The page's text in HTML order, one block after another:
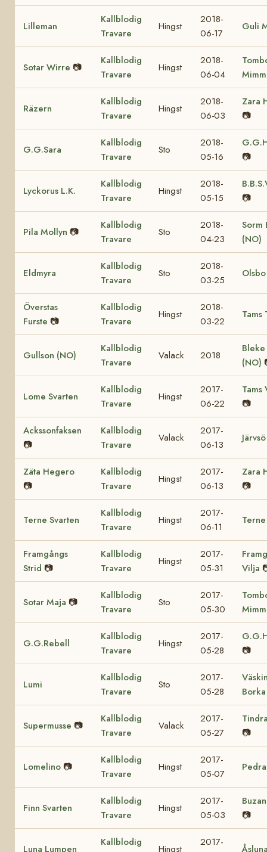
Lilleman
Kallblodig
Travare
Hingst
2018-
06-17
Guli
Sotar Wirre 📷
Kallblodig
Travare
Hingst
2018-
06-04
Räzern
Kallblodig
Travare
Hingst
2018-
06-03
Zara
📷
G.G.Sara
Kallblodig
Travare
Sto
2018-
05-16
📷
Lyckorus L.K.
Kallblodig
Travare
Hingst
2018-
05-15
📷
Pila Mollyn 📷
Kallblodig
Travare
Sto
2018-
04-23
Sorm
(NO)
Eldmyra
Kallblodig
Travare
Sto
2018-
03-25
Överstas
Furste 📷
Kallblodig
Travare
Hingst
2018-
03-22
Tams
Gullson (NO)
Kallblodig
Travare
Valack 2018
(NO)
Lome Svarten
Kallblodig
Travare
Hingst
2017-
06-22
Tams
📷
Ackssonfaksen
📷
Kallblodig
Travare
Valack
2017-
06-13
Zäta Hegero
📷
Kallblodig
Travare
Hingst
2017-
06-13
Zara
📷
Terne Svarten
Kallblodig
Travare
Hingst
2017-
06-11
Framgångs
Strid 📷
Kallblodig
Travare
Hingst
2017-
05-31
Vilja
Sotar Maja 📷
Kallblodig
Travare
Sto
2017-
05-30
G.G.Rebell
Kallblodig
Travare
Hingst
2017-
05-28
📷
Lumi
Kallblodig
Travare
Sto
2017-
05-28
Borka
Supermusse 📷
Kallblodig
Travare
Valack
2017-
05-27
📷
Lomelino 📷
Kallblodig
Travare
Hingst
2017-
05-07
Pedra
Finn Svarten
Kallblodig
Travare
Hingst
2017-
05-03
📷
Luna Lumpen
Kallblodig
Hingst
2017-